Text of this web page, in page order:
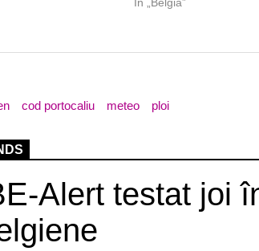
În „Belgia”
cod portocaliu meteo ploi
Alert testat joi